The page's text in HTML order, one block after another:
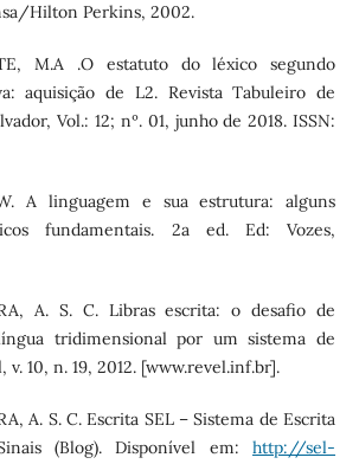
Hilton Perkins, 2002.
M.A .O estatuto do léxico segundo
aquisição de L2. Revista Tabuleiro de
Vol.: 12; nº. 01, junho de 2018. ISSN:
A linguagem e sua estrutura: alguns
fundamentais. 2a ed. Ed: Vozes,
A. S. C. Libras escrita: o desafio de
tridimensional por um sistema de
v. 10, n. 19, 2012. [www.revel.inf.br].
A. S. C. Escrita SEL – Sistema de Escrita
(Blog). Disponível em:http://sel-